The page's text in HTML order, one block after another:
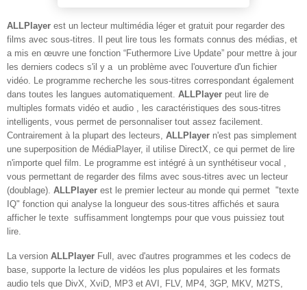
ALLPlayer est un lecteur multimédia léger et gratuit pour regarder des
films avec sous-titres. Il peut lire tous les formats connus des médias, et
a mis en œuvre une fonction “Futhermore Live Update” pour mettre à jour
les derniers codecs s'il y a un problème avec l'ouverture d'un fichier
vidéo. Le programme recherche les sous-titres correspondant également
dans toutes les langues automatiquement. ALLPlayer peut lire de
multiples formats vidéo et audio , les caractéristiques des sous-titres
intelligents, vous permet de personnaliser tout assez facilement.
Contrairement à la plupart des lecteurs, ALLPlayer n'est pas simplement
une superposition de MédiaPlayer, il utilise DirectX, ce qui permet de lire
n'importe quel film. Le programme est intégré à un synthétiseur vocal ,
vous permettant de regarder des films avec sous-titres avec un lecteur
(doublage). ALLPlayer est le premier lecteur au monde qui permet "texte
IQ" fonction qui analyse la longueur des sous-titres affichés et saura
afficher le texte suffisamment longtemps pour que vous puissiez tout
lire.
La version ALLPlayer Full, avec d'autres programmes et les codecs de
base, supporte la lecture de vidéos les plus populaires et les formats
audio tels que DivX, XviD, MP3 et AVI, FLV, MP4, 3GP, MKV, M2TS,